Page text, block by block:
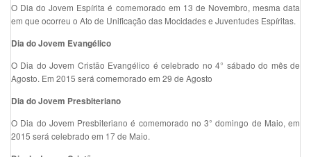
O Dia do Jovem Espírita é comemorado em 13 de Novembro, mesma data
em que ocorreu o Ato de Unificação das Mocidades e Juventudes Espíritas.
Dia do Jovem Evangélico
O Dia do Jovem Cristão Evangélico é celebrado no 4° sábado do mês de
Agosto. Em 2015 será comemorado em 29 de Agosto
Dia do Jovem Presbiteriano
O Dia do Jovem Presbiteriano é comemorado no 3° domingo de Maio, em
2015 será celebrado em 17 de Maio.